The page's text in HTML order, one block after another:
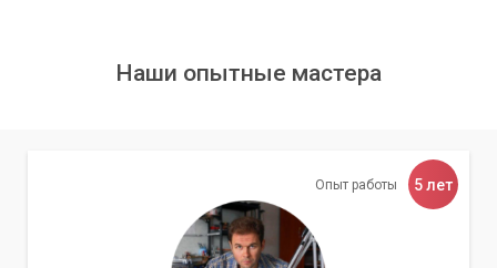
Заключение
конечном итоге, к поломке. Чистка видеокарты и замена
термопасты - это процедуры, которые помогают избежать
перегрева компонентов и продлить срок их службы.
Наши опытные мастера
Опыт работы 5 лет